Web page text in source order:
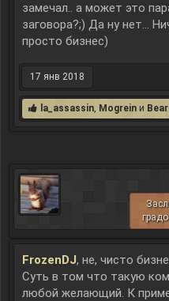
замечал.. а может это
заговора?;) Да ну нет...
просто бизнес)
17 янв 2018
la_assassin, Mogrein и
FrozenDJ, не, чисто
Суть в том что такую
любой желающий. К